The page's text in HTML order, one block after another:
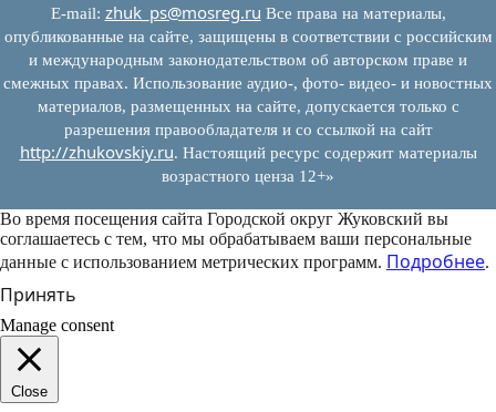
E‑mail: zhuk_ps@mosreg.ru Все права на материалы,
опубликованные на сайте, защищены в соответствии с российским
и международным законодательством об авторском праве и
смежных правах. Использование аудио-, фото- видео- и новостных
материалов, размещенных на сайте, допускается только с
разрешения правообладателя и со ссылкой на сайт
http://zhukovskiy.ru. Настоящий ресурс содержит материалы
возрастного ценза 12+»
Во время посещения сайта Городской округ Жуковский вы
соглашаетесь с тем, что мы обрабатываем ваши персональные
данные с использованием метрических программ. Подробнее.
Принять
Manage consent
Close